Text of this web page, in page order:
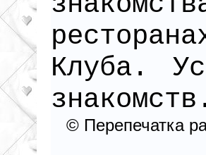
Клуба.
знакомств.
© Перепечатка